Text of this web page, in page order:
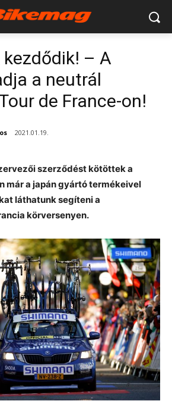
kezdődik! – A
a neutrál
de France-on!
2021.01.19.
szerződést kötöttek a
már a japán gyártó termékeivel
láthatunk segíteni a
körversenyen.